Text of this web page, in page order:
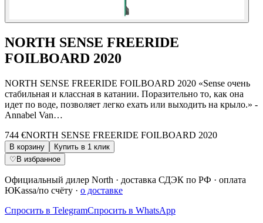
NORTH SENSE FREERIDE
FOILBOARD 2020
NORTH SENSE FREERIDE FOILBOARD 2020 «Sense очень
стабильная и классная в катании. Поразительно то, как она
идет по воде, позволяет легко ехать или выходить на крыло.» -
Annabel Van…
744 €NORTH SENSE FREERIDE FOILBOARD 2020
В корзину
Купить в 1 клик
♡ В избранное
Официальный дилер North · доставка СДЭК по РФ · оплата
ЮKassa/по счёту · о доставке
Спросить в TelegramСпросить в WhatsApp